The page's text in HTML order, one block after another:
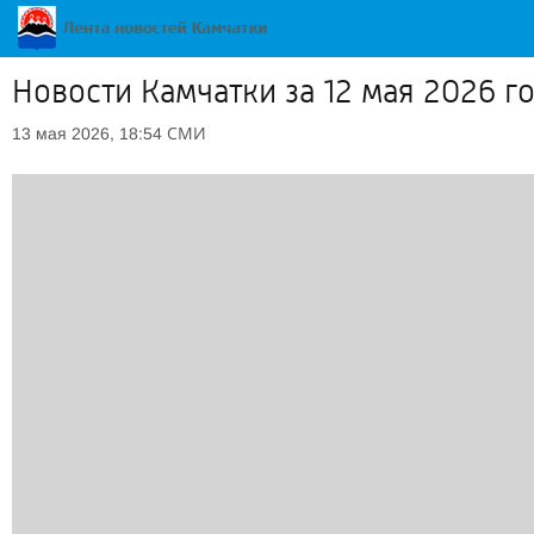
Новости Камчатки за 12 мая 2026
13 мая 2026, 18:54 СМИ